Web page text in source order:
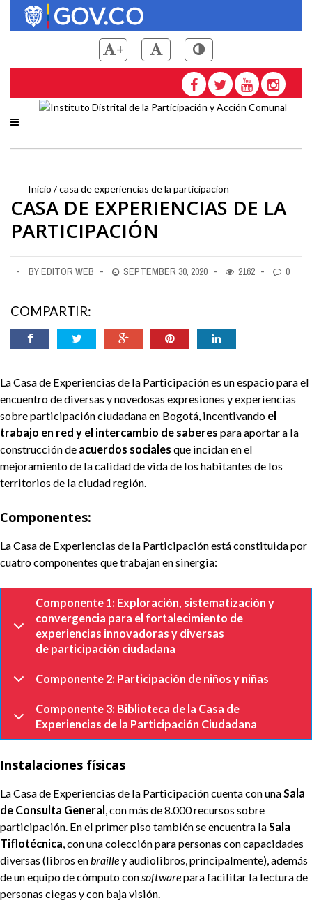
+
Sobrescribir
enlaces
de
ayuda
a
la
navegación
Inicio casa de experiencias de la participacion
CASA DE EXPERIENCIAS DE LA
PARTICIPACIÓN
BY EDITOR WEB SEPTEMBER 30, 2020 2162 0
COMPARTIR:
La Casa de Experiencias de la Participaciónesun espaciopara el
encuentro de diversas y novedosas expresiones y experiencias
sobre participación ciudadana en Bogotá, incentivando el
trabajo en red y el intercambio de saberes para aportara la
construcción de acuerdos sociales que incidan en el
mejoramiento de la calidad de vida de los habitantes de los
territorios de la ciudad región.
Componentes:
La Casa de Experiencias de la Participación está constituida por
cuatro componentes que trabajan en sinergia:
Componente 1: Exploración, sistematización y
convergencia para el fortalecimiento de
experiencias innovadoras y diversas
de participación ciudadana
Componente 2: Participación de niños y niñas
Componente 3: Biblioteca de la Casa de
Experiencias de la Participación Ciudadana
Instalaciones físicas
La Casa de Experiencias de la Participación cuenta con unaSala
de Consulta General , con más de 8.000 recursos sobre
participación. En el primer piso también se encuentra laSala
Tiflotécnica, con una colección para personas con capacidades
diversas (libros enbrailley audiolibros, principalmente), además
de un equipo de cómputo consoftwarepara facilitar la lectura de
personas ciegas y con baja visión.